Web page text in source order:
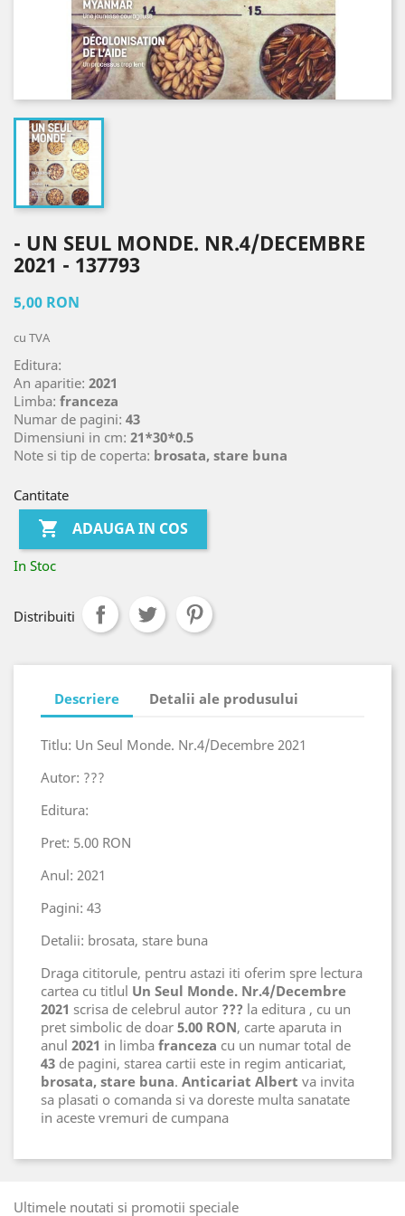
- UN SEUL MONDE. NR.4/DECEMBRE
2021 - 137793
5,00 RON
cu TVA
Editura:
An aparitie: 2021
Limba: franceza
Numar de pagini: 43
Dimensiuni in cm: 21*30*0.5
Note si tip de coperta: brosata, stare buna
Cantitate
 ADAUGA IN COS
In Stoc
Distribuiti
Descriere Detalii ale produsului
Titlu: Un Seul Monde. Nr.4/Decembre 2021
Autor: ???
Editura:
Pret: 5.00 RON
Anul: 2021
Pagini: 43
Detalii: brosata, stare buna
Draga cititorule, pentru astazi iti oferim spre lectura
cartea cu titlul Un Seul Monde. Nr.4/Decembre
2021 scrisa de celebrul autor ??? la editura , cu un
pret simbolic de doar 5.00 RON, carte aparuta in
anul 2021 in limba franceza cu un numar total de
43 de pagini, starea cartii este in regim anticariat,
brosata, stare buna. Anticariat Albert va invita
sa plasati o comanda si va doreste multa sanatate
in aceste vremuri de cumpana
Ultimele noutati si promotii speciale